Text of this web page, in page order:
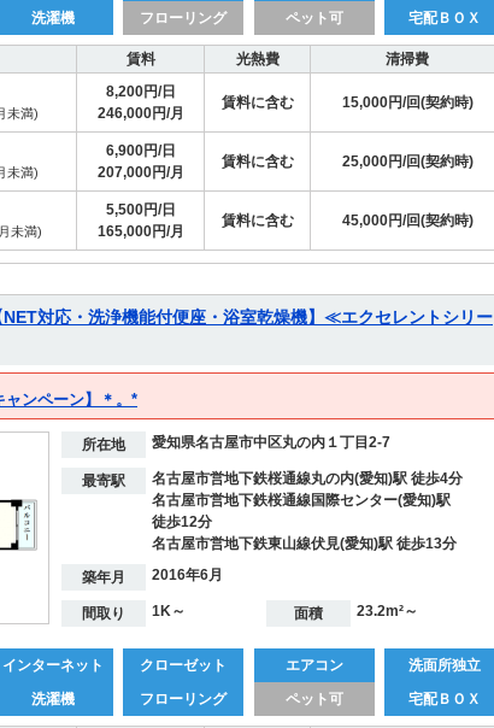
洗濯機 フローリング ペット可 宅配ＢＯＸ
賃料 光熱費
清掃費
未満)
8,200円/日
246,000円/月
賃料に含む 15,000円/回(契約時)
未満)
6,900円/日
207,000円/月
賃料に含む 25,000円/回(契約時)
未満)
5,500円/日
165,000円/月
賃料に含む 45,000円/回(契約時)
対応・洗浄機能付便座・浴室乾燥機】≪エクセレントシリー
ャンペーン】＊。*
間限定！！
ます。
所在地 愛知県名古屋市中区丸の内１丁目2-7
最寄駅
名古屋市営地下鉄桜通線丸の内(愛知)駅 徒歩4分
名古屋市営地下鉄桜通線国際センター(愛知)駅
徒歩12分
名古屋市営地下鉄東山線伏見(愛知)駅 徒歩13分
築年月
2016年6月
間取り 1K～ 面積 23.2m²～
インターネット クローゼット エアコン
洗面所独立
洗濯機 フローリング ペット可 宅配ＢＯＸ